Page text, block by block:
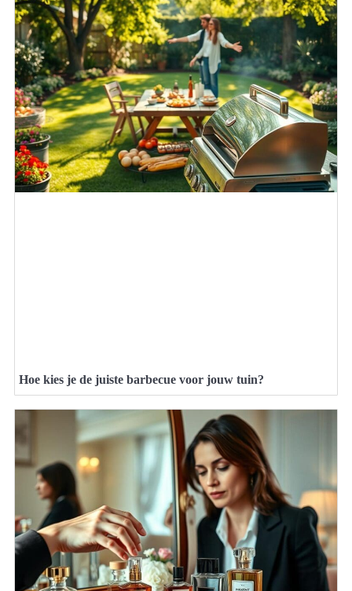
Hoe kies je de juiste barbecue voor jouw tuin?